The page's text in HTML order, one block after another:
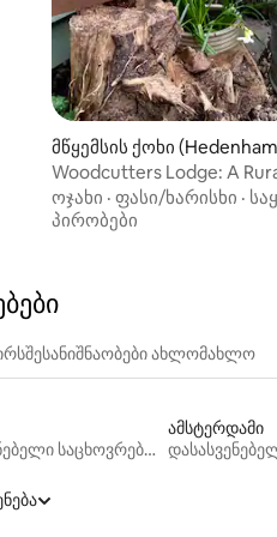
მწყემსის ქოხი
Woodcutters Lodge: A
ოჯახი · ფასი/ხარისხი ·
პირობები
ახლომახლო
დასასვენებელი საცხოვრებლები
ამსტერდამი